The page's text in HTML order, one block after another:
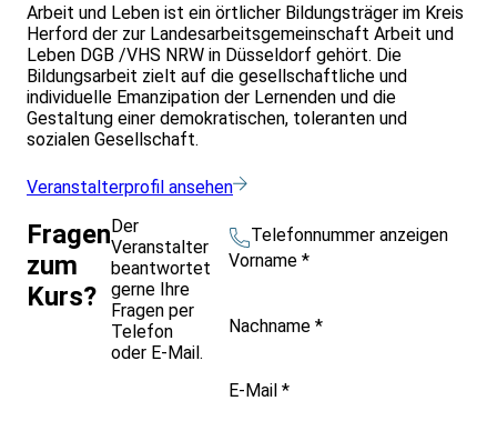
Arbeit und Leben ist ein örtlicher Bildungsträger im Kreis
Herford der zur Landesarbeitsgemeinschaft Arbeit und
Leben DGB /VHS NRW in Düsseldorf gehört. Die
Bildungsarbeit zielt auf die gesellschaftliche und
individuelle Emanzipation der Lernenden und die
Gestaltung einer demokratischen, toleranten und
sozialen Gesellschaft.
Veranstalterprofil ansehen
Fragen
zum
Kurs?
Der
Veranstalter
beantwortet
gerne Ihre
Fragen per
Telefon
oder E-Mail.
Telefonnummer anzeigen
Vorname *
Nachname *
E-Mail *